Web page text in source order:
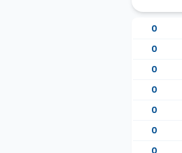
0
0
0
0
0
0
0